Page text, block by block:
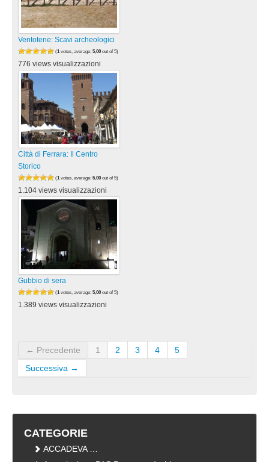
Ventotene: Scavi archeologici
(1 votes, average: 5,00 out of 5)
776 views visualizzazioni
Città di Ferrara: Il Centro
Storico
(1 votes, average: 5,00 out of 5)
1.104 views visualizzazioni
Gubbio di sera
(1 votes, average: 5,00 out of 5)
1.389 views visualizzazioni
← Precedente 1 2 3 4
5
Successiva →
CATEGORIE
ACCADEVA …